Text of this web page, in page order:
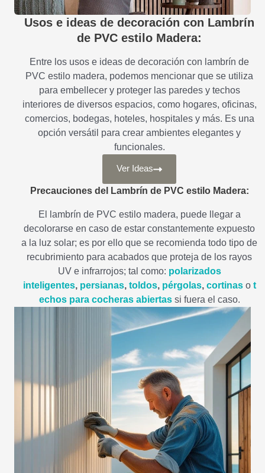
Usos e ideas de decoración con Lambrín
de PVC estilo Madera:
Entre los usos e ideas de decoración con lambrín de
PVC estilo madera, podemos mencionar que se utiliza
para embellecer y proteger las paredes y techos
interiores de diversos espacios, como hogares, oficinas,
comercios, bodegas, hoteles, hospitales y más. Es una
opción versátil para crear ambientes elegantes y
funcionales.
Ver Ideas
Precauciones del Lambrín de PVC estilo Madera:
El lambrín de PVC estilo madera, puede llegar a
decolorarse en caso de estar constantemente expuesto
a la luz solar; es por ello que se recomienda todo tipo de
recubrimiento para acabados que proteja de los rayos
UV e infrarrojos; tal como: polarizados
inteligentes, persianas, toldos, pérgolas, cortinas o t
echos para cocheras abiertassi fuera el caso.